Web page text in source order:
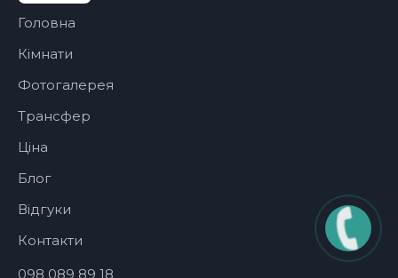
Головна
Кімнати
Фотогалерея
Трансфер
Ціна
Блог
Відгуки
Контакти
098 089 89 18